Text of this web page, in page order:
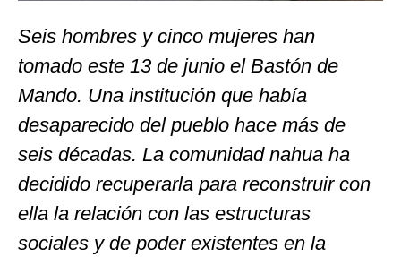
Seis hombres y cinco mujeres han
tomado este 13 de junio el Bastón de
Mando. Una institución que había
desaparecido del pueblo hace más de
seis décadas. La comunidad nahua ha
decidido recuperarla para reconstruir con
ella la relación con las estructuras
sociales y de poder existentes en la